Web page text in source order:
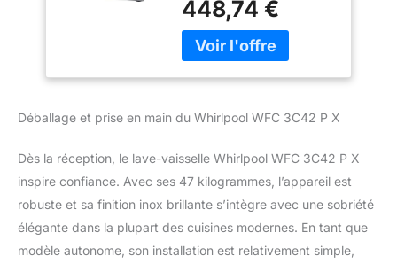
automatique</li>
<li>Super silencieux</li>
</ul>
448,74 €
Déballage et prise en main du Whirlpool WFC 3C42 P X
Dès la réception, le lave-vaisselle Whirlpool WFC 3C42 P X
inspire confiance. Avec ses 47 kilogrammes, l’appareil est
robuste et sa finition inox brillante s’intègre avec une sobriété
élégante dans la plupart des cuisines modernes. En tant que
modèle autonome, son installation est relativement simple,